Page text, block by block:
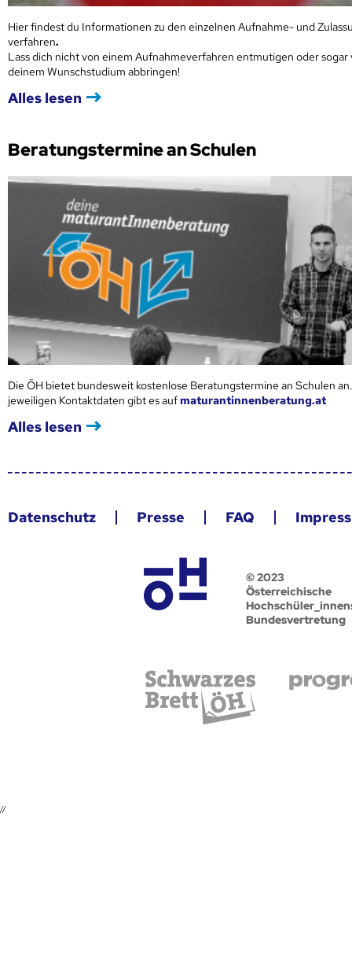
Hier findest du Informationen zu den einzelnen Aufnahme- und
verfahren.
Lass dich nicht von einem Aufnahmeverfahren entmutigen oder sogar
deinem Wunschstudium abbringen!
Alles lesen
Beratungstermine an Schulen
Die ÖH bietet bundesweit kostenlose Beratungstermine an Schulen
jeweiligen Kontaktdaten gibt es aufmaturantinnenberatung.at
Alles lesen
Datenschutz Presse FAQ
© 2023
Österreichische
Bundesvertretung
//